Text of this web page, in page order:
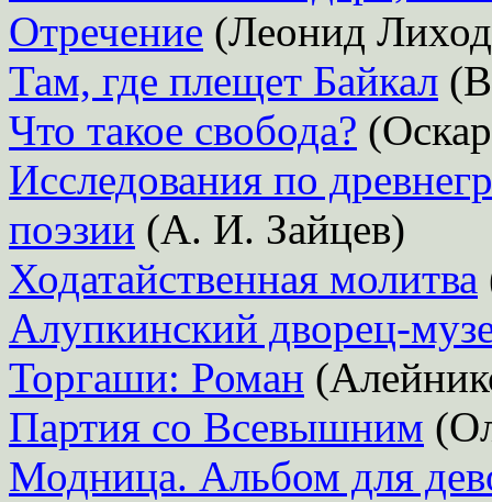
Отречение (Леонид
Там, где плещет Байкал
Что такое свобода?
Исследования по
поэзии (А. И. Зайцев)
Ходатайственная молитва
Алупкинский дворец-
Торгаши: Роман
Партия со Всевышним
Модница. Альбом для